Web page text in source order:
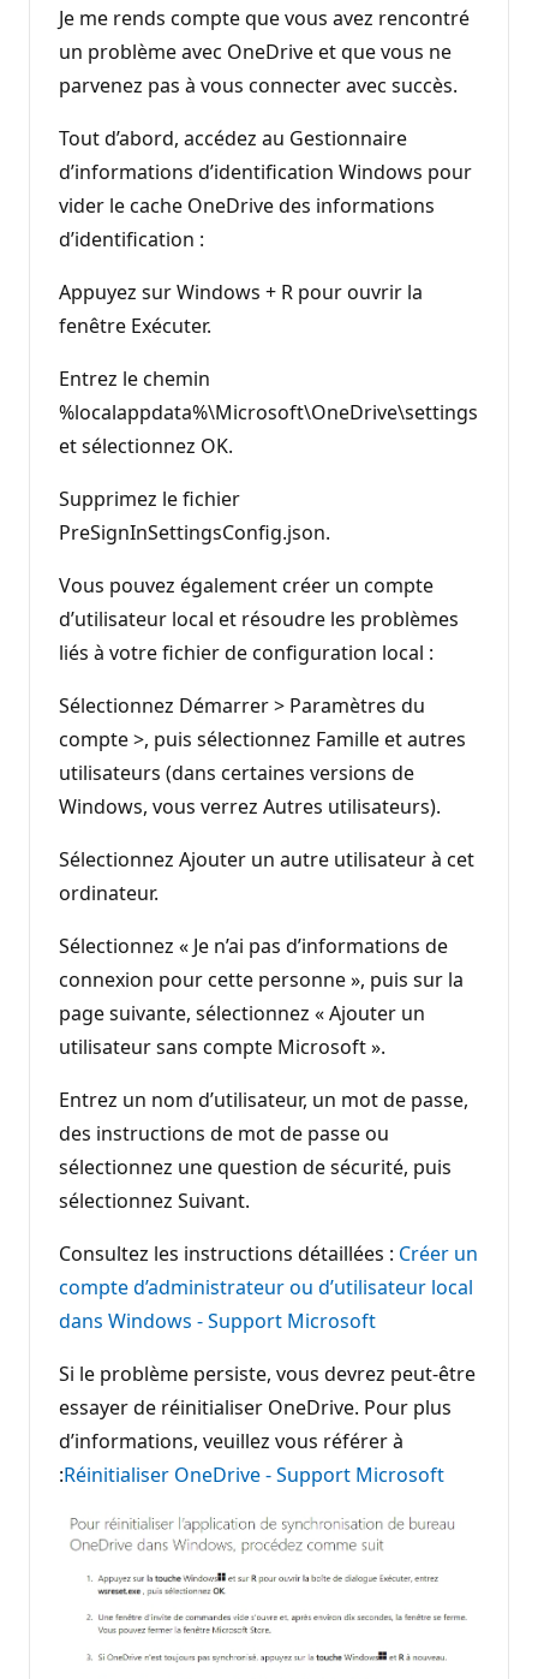
Je me rends compte que vous avez rencontré
un problème avec OneDrive et que vous ne
parvenez pas à vous connecter avec succès.
Tout d’abord, accédez au Gestionnaire
d’informations d’identification Windows pour
vider le cache OneDrive des informations
d’identification :
Appuyez sur Windows + R pour ouvrir la
fenêtre Exécuter.
Entrez le chemin
%localappdata%\Microsoft\OneDrive\settings
et sélectionnez OK.
Supprimez le fichier
PreSignInSettingsConfig.json.
Vous pouvez également créer un compte
d’utilisateur local et résoudre les problèmes
liés à votre fichier de configuration local :
Sélectionnez Démarrer > Paramètres du
compte >, puis sélectionnez Famille et autres
utilisateurs (dans certaines versions de
Windows, vous verrez Autres utilisateurs).
Sélectionnez Ajouter un autre utilisateur à cet
ordinateur.
Sélectionnez « Je n’ai pas d’informations de
connexion pour cette personne », puis sur la
page suivante, sélectionnez « Ajouter un
utilisateur sans compte Microsoft ».
Entrez un nom d’utilisateur, un mot de passe,
des instructions de mot de passe ou
sélectionnez une question de sécurité, puis
sélectionnez Suivant.
Consultez les instructions détaillées : Créer un
compte d’administrateur ou d’utilisateur local
dans Windows - Support Microsoft
Si le problème persiste, vous devrez peut-être
essayer de réinitialiser OneDrive. Pour plus
d’informations, veuillez vous référer à
:Réinitialiser OneDrive - Support Microsoft